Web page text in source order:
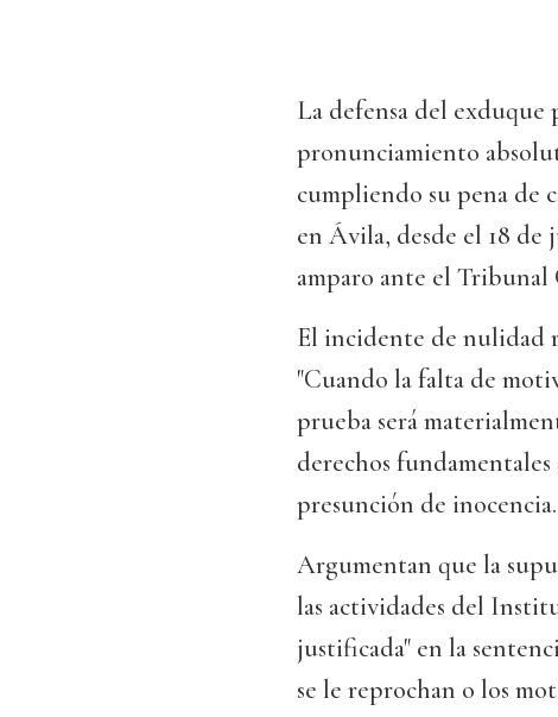
La defensa del exduque
pronunciamiento
cumpliendo su pena de
en Ávila, desde el 18 de
amparo ante el
El incidente de nulidad
"Cuando la falta de
prueba será
derechos
presunción de inocencia.
Argumentan que la
las actividades del
justificada" en la
se le reprochan o los